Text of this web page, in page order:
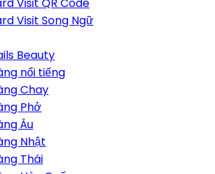
Visit QR Code
Visit Song Ngữ
Beauty
nổi tiếng
Chay
Phở
Âu
Nhật
Thái